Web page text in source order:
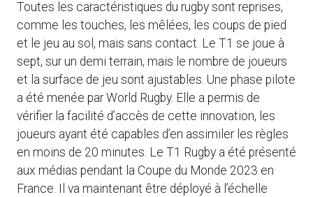
Toutes les caractéristiques du rugby sont reprises,
comme les touches, les mêlées, les coups de pied
et le jeu au sol, mais sans contact. Le T1 se joue à
sept, sur un demi terrain, mais le nombre de joueurs
et la surface de jeu sont ajustables. Une phase pilote
a été menée par World Rugby. Elle a permis de
vérifier la facilité d’accès de cette innovation, les
joueurs ayant été capables d’en assimiler les règles
en moins de 20 minutes. Le T1 Rugby a été présenté
aux médias pendant la Coupe du Monde 2023 en
France. Il va maintenant être déployé à l’échelle